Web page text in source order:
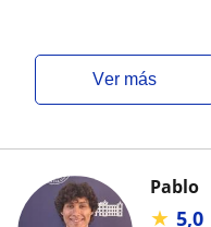
ver más
Pablo
★ 5,0